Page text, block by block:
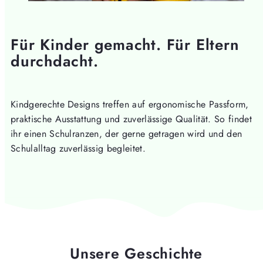
Für Kinder gemacht. Für Eltern
durchdacht.
Kindgerechte Designs treffen auf ergonomische Passform,
praktische Ausstattung und zuverlässige Qualität. So findet
ihr einen Schulranzen, der gerne getragen wird und den
Schulalltag zuverlässig begleitet.
Unsere Geschichte